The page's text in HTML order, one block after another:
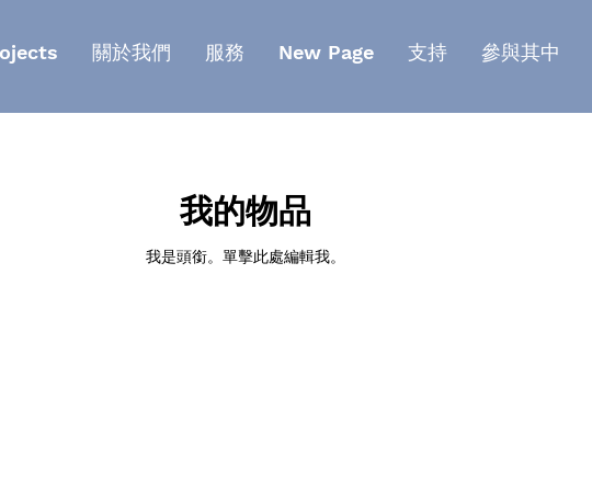
關於我們 服務 New Page 支持 參與其中
我的物品
我是頭銜。單擊此處編輯我。